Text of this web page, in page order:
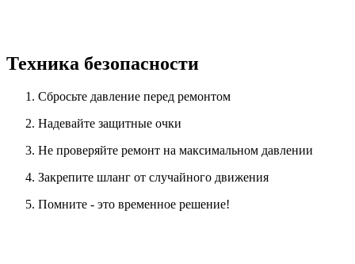
Техника безопасности
Сбросьте давление перед ремонтом
Надевайте защитные очки
Не проверяйте ремонт на максимальном давлении
Закрепите шланг от случайного движения
Помните - это временное решение!